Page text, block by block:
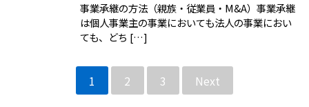
事業承継の方法（親族・従業員・M&A）事業承継
は個人事業主の事業においても法人の事業におい
ても、どち […]
1 2 3 Next